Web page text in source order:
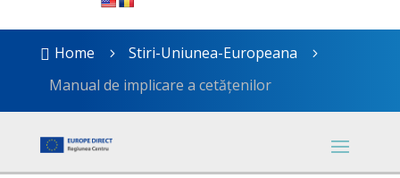
 Home 5 Stiri-Uniunea-Europeana 5
Manual de implicare a cetățenilor